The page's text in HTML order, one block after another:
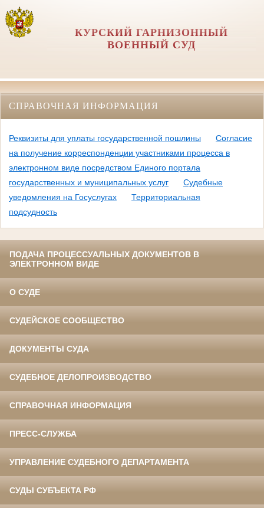
КУРСКИЙ ГАРНИЗОННЫЙ
ВОЕННЫЙ СУД
СПРАВОЧНАЯ ИНФОРМАЦИЯ
Реквизиты для уплаты государственной пошлины
Согласие
на получение корреспонденции участниками процесса в
электронном виде посредством Единого портала
государственных и муниципальных услуг
Судебные
уведомления на Госуслугах
Территориальная
подсудность
ПОДАЧА ПРОЦЕССУАЛЬНЫХ ДОКУМЕНТОВ В
ЭЛЕКТРОННОМ ВИДЕ
О СУДЕ
СУДЕЙСКОЕ СООБЩЕСТВО
ДОКУМЕНТЫ СУДА
СУДЕБНОЕ ДЕЛОПРОИЗВОДСТВО
СПРАВОЧНАЯ ИНФОРМАЦИЯ
ПРЕСС-СЛУЖБА
УПРАВЛЕНИЕ СУДЕБНОГО ДЕПАРТАМЕНТА
СУДЫ СУБЪЕКТА РФ